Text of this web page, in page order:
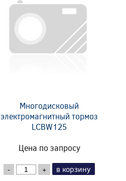
Многодисковый
электромагнитный тормоз
LCBW125
Цена по запросу
- + в корзину